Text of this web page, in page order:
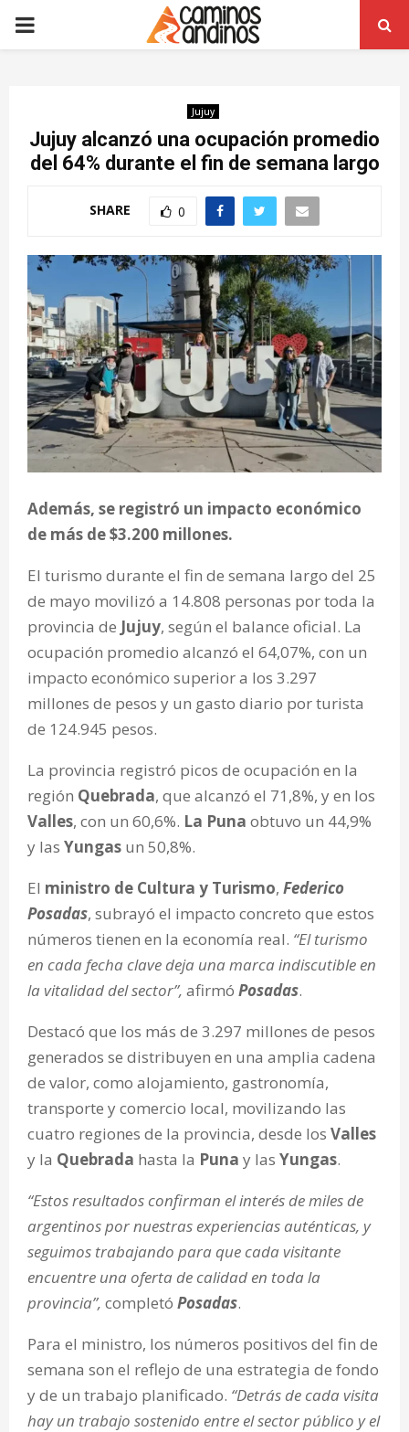
PRIMARY
Jujuy
Jujuy alcanzó una ocupación promedio
del 64% durante el fin de semana largo
SHARE 0
Además, se registró un impacto económico
de más de $3.200 millones.
El turismo durante el fin de semana largo del 25
de mayo movilizó a 14.808 personas por toda la
provincia de Jujuy, según el balance oficial. La
ocupación promedio alcanzó el 64,07%, con un
impacto económico superior a los 3.297
millones de pesos y un gasto diario por turista
de 124.945 pesos.
La provincia registró picos de ocupación en la
región Quebrada, que alcanzó el 71,8%, y en los
Valles, con un 60,6%. La Puna obtuvo un 44,9%
y las Yungas un 50,8%.
El ministro de Cultura y Turismo, Federico
Posadas, subrayó el impacto concreto que estos
números tienen en la economía real. “El turismo
en cada fecha clave deja una marca indiscutible en
la vitalidad del sector”, afirmó Posadas.
Destacó que los más de 3.297 millones de pesos
generados se distribuyen en una amplia cadena
de valor, como alojamiento, gastronomía,
transporte y comercio local, movilizando las
cuatro regiones de la provincia, desde los Valles
y la Quebrada hasta la Puna y las Yungas.
“Estos resultados confirman el interés de miles de
argentinos por nuestras experiencias auténticas, y
seguimos trabajando para que cada visitante
encuentre una oferta de calidad en toda la
provincia”, completó Posadas.
Para el ministro, los números positivos del fin de
semana son el reflejo de una estrategia de fondo
y de un trabajo planificado. “Detrás de cada visita
hay un trabajo sostenido entre el sector público y el